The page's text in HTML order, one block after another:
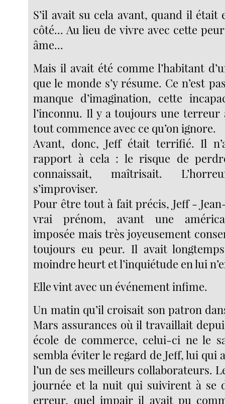
S’il avait su cela avant, quand il était
côté... Au lieu de vivre avec cette
âme...
Mais il avait été comme l’habitant
que le monde s’y résume. Ce n’est
manque d’imagination, cette
l’inconnu. Il y a toujours une terreur
tout commence avec ce qu’on ignore.
Avant, donc, Jeff était terrifié. Il
rapport à cela : le risque de
connaissait, maîtrisait.
s’improviser.
Pour être tout à fait précis, Jeff -
vrai prénom, avant une
imposée mais très joyeusement
toujours eu peur. Il avait
moindre heurt et l’inquiétude en lui
Elle vint avec un événement infime.
Un matin qu’il croisait son patron
Mars assurances où il travaillait
école de commerce, celui-ci ne le
sembla éviter le regard de Jeff, lui qui
l’un de ses meilleurs collaborateurs.
journée et la nuit qui suivirent à se
erreur, quel impair il avait pu